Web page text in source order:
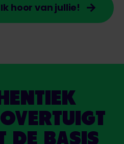
Ik hoor van jullie!